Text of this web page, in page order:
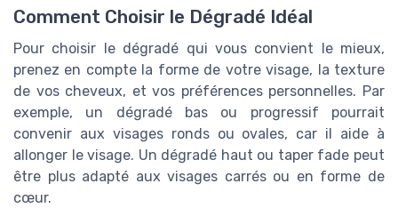
Comment Choisir le Dégradé Idéal
Pour choisir le dégradé qui vous convient le mieux,
prenez en compte la forme de votre visage, la texture
de vos cheveux, et vos préférences personnelles. Par
exemple, un dégradé bas ou progressif pourrait
convenir aux visages ronds ou ovales, car il aide à
allonger le visage. Un dégradé haut ou taper fade peut
être plus adapté aux visages carrés ou en forme de
cœur.